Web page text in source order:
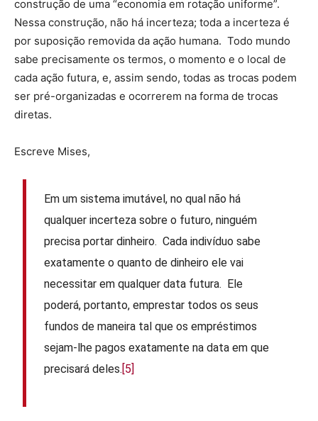
construção de uma “economia em rotação uniforme”.
Nessa construção, não há incerteza; toda a incerteza é
por suposição removida da ação humana. Todo mundo
sabe precisamente os termos, o momento e o local de
cada ação futura, e, assim sendo, todas as trocas podem
ser pré-organizadas e ocorrerem na forma de trocas
diretas.
Escreve Mises,
Em um sistema imutável, no qual não há
qualquer incerteza sobre o futuro, ninguém
precisa portar dinheiro. Cada indivíduo sabe
exatamente o quanto de dinheiro ele vai
necessitar em qualquer data futura. Ele
poderá, portanto, emprestar todos os seus
fundos de maneira tal que os empréstimos
sejam-lhe pagos exatamente na data em que
precisará deles.[5]